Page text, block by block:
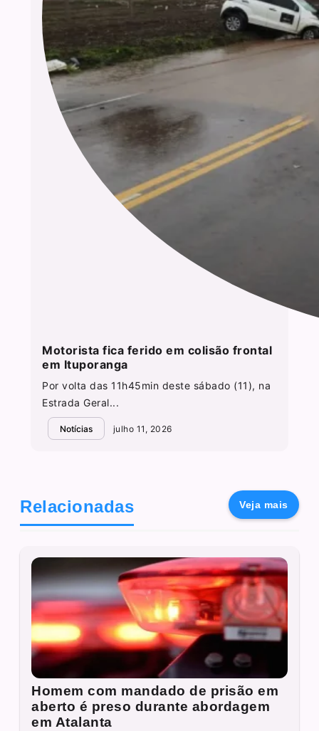
Motorista fica ferido em colisão frontal
em Ituporanga
Por volta das 11h45min deste sábado (11), na
Estrada Geral...
Notícias julho 11, 2026
Relacionadas Veja mais
Homem com mandado de prisão em
aberto é preso durante abordagem
em Atalanta